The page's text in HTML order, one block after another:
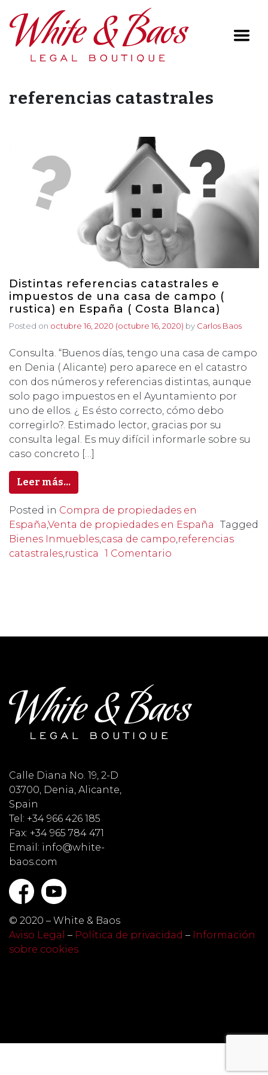
Main Navigation
referencias catastrales
Distintas referencias catastrales e
impuestos de una casa de campo (
rustica) en España ( Costa Blanca)
Posted on octubre 16, 2020 (octubre 16, 2020) by Carlos Baos
Consulta. “Buenos días, tengo una casa de campo
en Denia ( Alicante) pero aparece en el catastro
con dos números y referencias distintas, aunque
solo pago impuestos en el Ayuntamiento por
uno de ellos. ¿ Es ésto correcto, cómo debo
corregirlo?. Estimado lector, gracias por su
consulta legal. Es muy difícil informarle sobre su
caso concreto […]
Leer más…
Posted in Compra de propiedades en
España Venta de propiedades en España
Tagged
Bienes Inmuebles casa de campo referencias
catastrales rustica 1 Comentario
Calle Diana No. 19, 2-D
03700, Denia, Alicante,
Spain
Tel: +34 966 426 185
Fax: +34 965 784 471
Email: info@white-
baos.com
© 2020 – White & Baos
Aviso Legal – Política de privacidad – Información
sobre cookies